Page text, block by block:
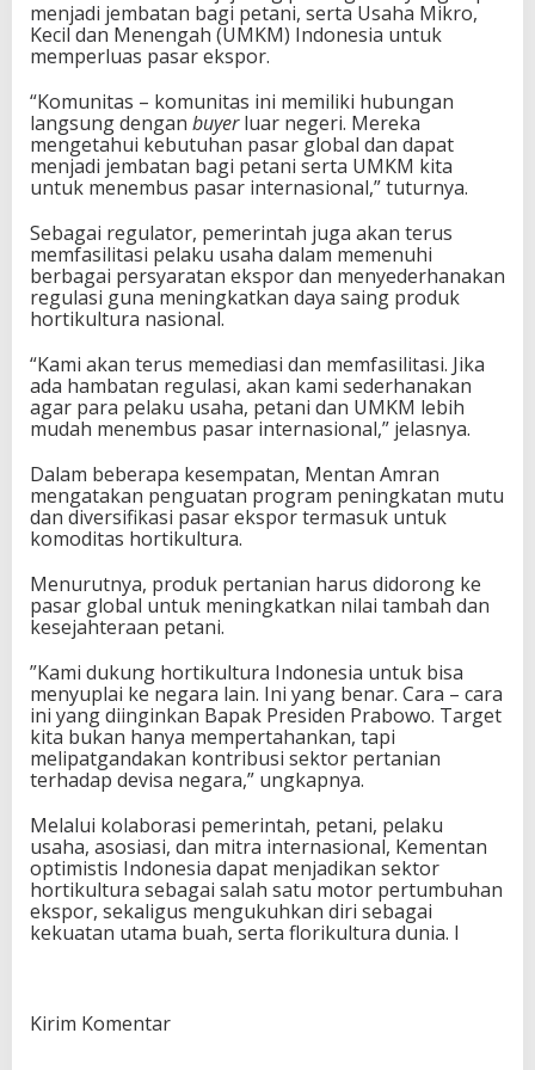
menjadi jembatan bagi petani, serta Usaha Mikro,
Kecil dan Menengah (UMKM) Indonesia untuk
memperluas pasar ekspor.
“Komunitas – komunitas ini memiliki hubungan
langsung dengan buyerluar negeri. Mereka
mengetahui kebutuhan pasar global dan dapat
menjadi jembatan bagi petani serta UMKM kita
untuk menembus pasar internasional,” tuturnya.
Sebagai regulator, pemerintah juga akan terus
memfasilitasi pelaku usaha dalam memenuhi
berbagai persyaratan ekspor dan menyederhanakan
regulasi guna meningkatkan daya saing produk
hortikultura nasional.
“Kami akan terus memediasi dan memfasilitasi. Jika
ada hambatan regulasi, akan kami sederhanakan
agar para pelaku usaha, petani dan UMKM lebih
mudah menembus pasar internasional,” jelasnya.
Dalam beberapa kesempatan, Mentan Amran
mengatakan penguatan program peningkatan mutu
dan diversifikasi pasar ekspor termasuk untuk
komoditas hortikultura.
Menurutnya, produk pertanian harus didorong ke
pasar global untuk meningkatkan nilai tambah dan
kesejahteraan petani.
”Kami dukung hortikultura Indonesia untuk bisa
menyuplai ke negara lain. Ini yang benar. Cara – cara
ini yang diinginkan Bapak Presiden Prabowo. Target
kita bukan hanya mempertahankan, tapi
melipatgandakan kontribusi sektor pertanian
terhadap devisa negara,” ungkapnya.
Melalui kolaborasi pemerintah, petani, pelaku
usaha, asosiasi, dan mitra internasional, Kementan
optimistis Indonesia dapat menjadikan sektor
hortikultura sebagai salah satu motor pertumbuhan
ekspor, sekaligus mengukuhkan diri sebagai
kekuatan utama buah, serta florikultura dunia. I
Kirim Komentar